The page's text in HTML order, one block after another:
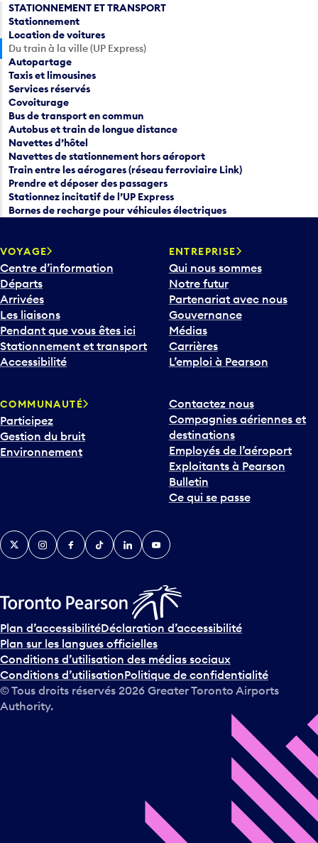
STATIONNEMENT ET TRANSPORT
Stationnement
Location de voitures
Du train à la ville (UP Express)
Autopartage
Taxis et limousines
Services réservés
Covoiturage
Bus de transport en commun
Autobus et train de longue distance
Navettes d’hôtel
Navettes de stationnement hors aéroport
Train entre les aérogares (réseau ferroviaire Link)
Prendre et déposer des passagers
Stationnez incitatif de l’UP Express
Bornes de recharge pour véhicules électriques
VOYAGE
Centre d’information
Départs
Arrivées
Les liaisons
Pendant que vous êtes ici
Stationnement et transport
Accessibilité
ENTREPRISE
Qui nous sommes
Notre futur
Partenariat avec nous
Gouvernance
Médias
Carrières
L’emploi à Pearson
COMMUNAUTÉ
Participez
Gestion du bruit
Environnement
Contactez nous
Compagnies aériennes et
destinations
Employés de l’aéroport
Exploitants à Pearson
Bulletin
Ce qui se passe
TwitterInstagramFacebook
TikTokLinkedInYouTube
Plan d’accessibilitéDéclaration d’accessibilité
Plan sur les langues officielles
Conditions d’utilisation des médias sociaux
Conditions d’utilisationPolitique de confidentialité
© Tous droits réservés 2026 Greater Toronto Airports
Authority.